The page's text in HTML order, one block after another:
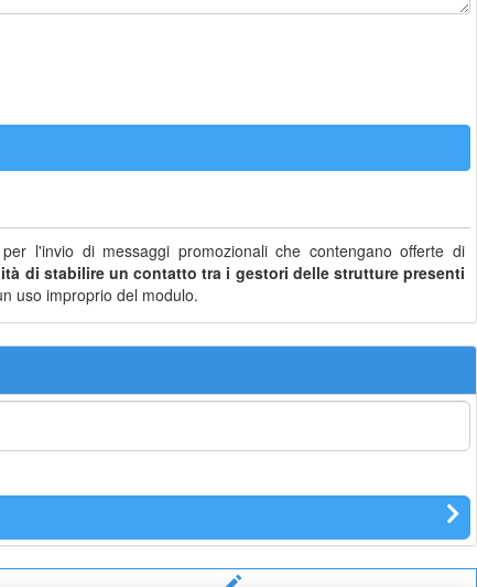
l'invio di messaggi promozionali che contengano offerte di
di stabilire un contatto tra i gestori delle strutture presenti
uso improprio del modulo.